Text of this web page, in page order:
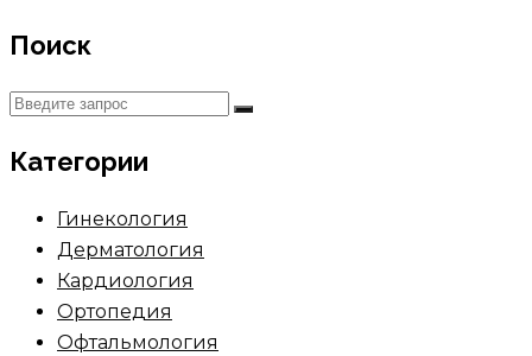
Поиск
Категории
Гинекология
Дерматология
Кардиология
Ортопедия
Офтальмология